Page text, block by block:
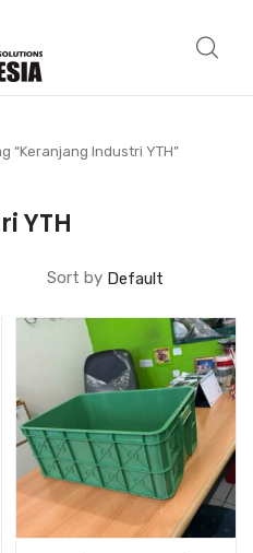
“Keranjang Industri YTH”
YTH
Sort by